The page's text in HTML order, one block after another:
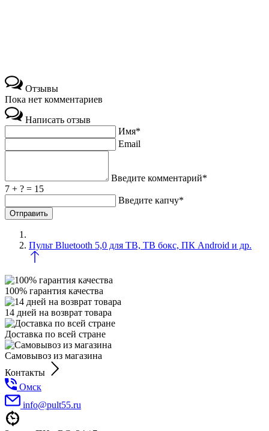
Отзывы
Пока нет комментариев
Написать отзыв
Имя*
Email
Введите комментарий*
7 + ? = 15
Введите капчу*
Пульт Bluetooth 5,0 для ТВ, ТВ бокс, ПК Android и др.
100% гарантия качества
14 дней на возврат товара
Доставка по всей стране
Самовывоз из магазина
Контакты
Омск
info@pult55.ru